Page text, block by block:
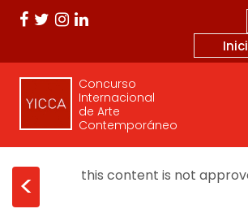
Concurso
Internacional
de Arte
Contemporáneo
< this content is not